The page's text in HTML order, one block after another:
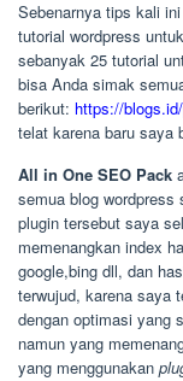
Sebenarnya tips kali
tutorial wordpress
sebanyak 25 tutorial
bisa Anda simak
berikut: https://
telat karena baru saya
All in One SEO Pack
semua blog wordpress
plugin tersebut saya
memenangkan index
google,bing dll, dan
terwujud, karena saya
dengan optimasi yang
namun yang
yang menggunakan